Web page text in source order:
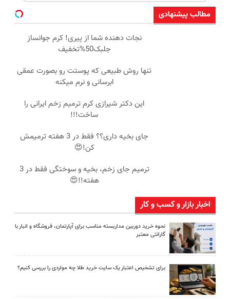
مطالب پیشنهادی
نجات دهنده شما از پیری! کرم جوانساز
جلبک50%تخفیف
تنها روش طبیعی که پوستت رو بصورت عمقی
ابرسانی و نرم میکنه
این دکتر شیرازی کرم ترمیم زخم ایرانی را
ساخت!!!
جای بخیه داری؟؟ فقط در 3 هفته ترمیمش
کن!😍
ترمیم جای زخم، بخیه و سوختگی فقط در 3
هفته!!😍
اخبار بازار و کسب و کار
نحوه خرید دوربین مداربسته مناسب برای آپارتمان، فروشگاه و انبار با
گارانتی معتبر
برای تشخیص اعتبار یک سایت خرید طلا چه مواردی را بررسی کنیم؟